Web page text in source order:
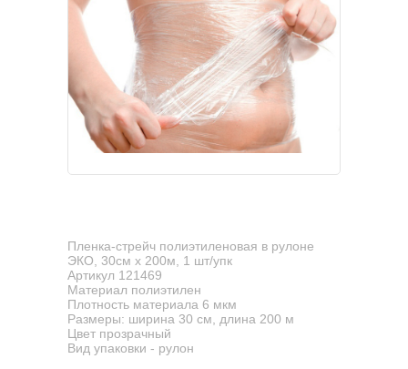
Пленка-стрейч полиэтиленовая в рулоне
ЭКО, 30см х 200м, 1 шт/упк
Артикул 121469
Материал полиэтилен
Плотность материала 6 мкм
Размеры: ширина 30 см, длина 200 м
Цвет прозрачный
Вид упаковки - рулон